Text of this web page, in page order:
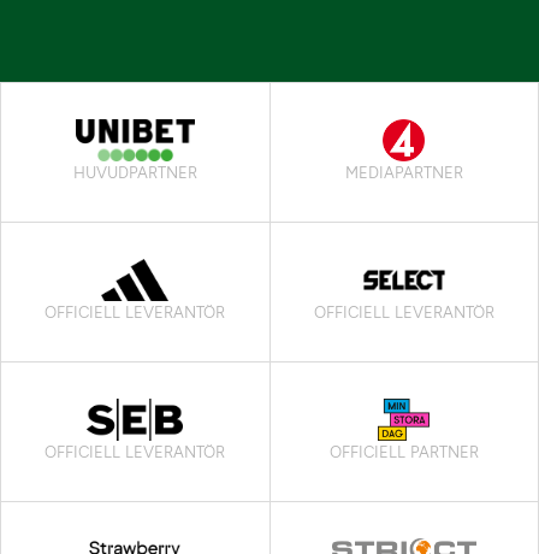
HUVUDPARTNER MEDIAPARTNER
OFFICIELL LEVERANTÖR OFFICIELL LEVERANTÖR
OFFICIELL LEVERANTÖR OFFICIELL PARTNER